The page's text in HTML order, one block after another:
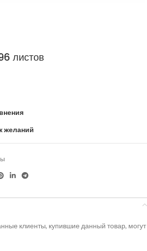
листов
желаний
клиенты, купившие данный товар, могут